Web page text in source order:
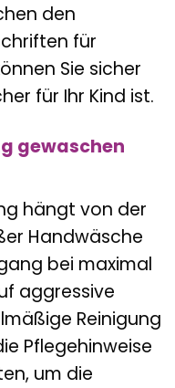
den
für
Sie sicher
für Ihr Kind ist.
gewaschen
hängt von der
Handwäsche
bei maximal
aggressive
Reinigung
Pflegehinweise
um die